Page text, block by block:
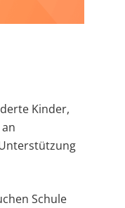
Kinder,
Schule